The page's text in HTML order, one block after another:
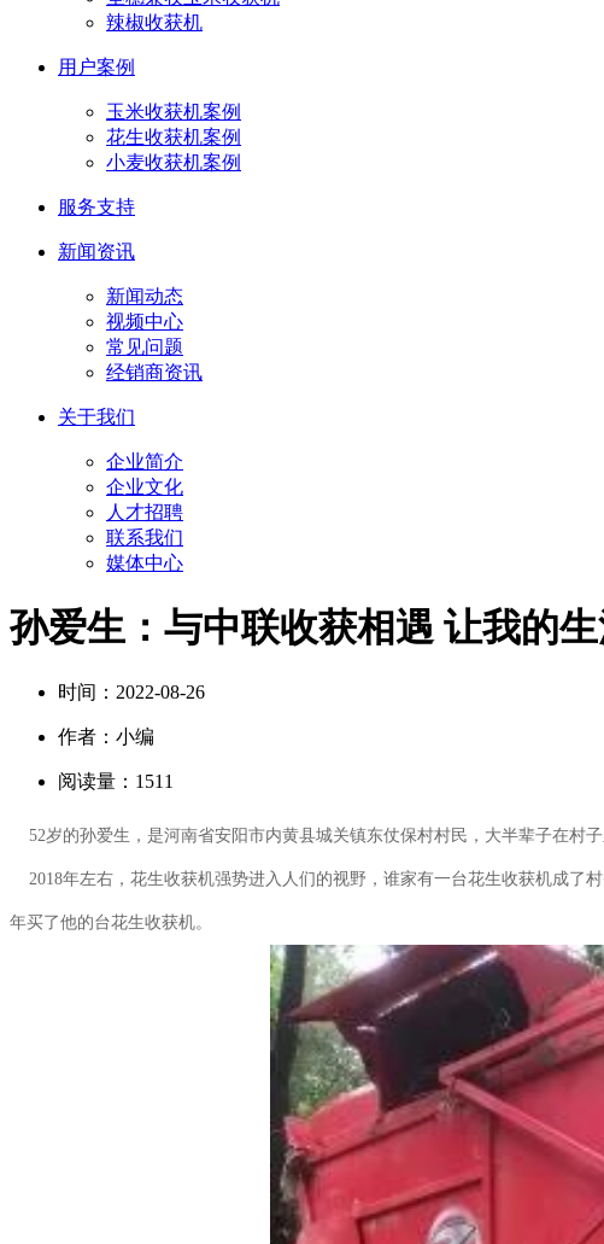
辣椒收获机
用户案例
玉米收获机案例
花生收获机案例
小麦收获机案例
服务支持
新闻资讯
新闻动态
视频中心
常见问题
经销商资讯
关于我们
企业简介
企业文化
人才招聘
联系我们
媒体中心
孙爱生：与中联收获相遇 让我的
时间： 2022-08-26
作者： 小编
阅读量： 1511
52岁的孙爱生，是河南省安阳市内黄县城关镇东仗保村村民，大半辈子在村
2018年左右，花生收获机强势进入人们的视野，谁家有一台花生收获机成了
年买了他的台花生收获机。